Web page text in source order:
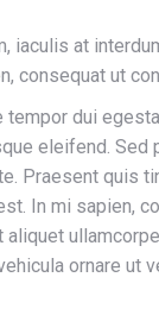
iaculis at
consequat ut
tempor dui
eleifend. Sed
Praesent quis
In mi sapien,
ornare ut